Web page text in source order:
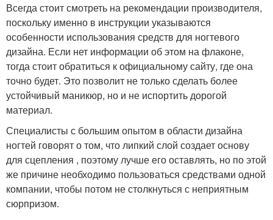
Всегда стоит смотреть на рекомендации производителя,
поскольку именно в инструкции указываются
особенности использования средств для ногтевого
дизайна. Если нет информации об этом на флаконе,
тогда стоит обратиться к официальному сайту, где она
точно будет. Это позволит не только сделать более
устойчивый маникюр, но и не испортить дорогой
материал.
Специалисты с большим опытом в области дизайна
ногтей говорят о том, что липкий слой создает основу
для сцепления , поэтому лучше его оставлять, но по этой
же причине необходимо пользоваться средствами одной
компании, чтобы потом не столкнуться с неприятным
сюрпризом.